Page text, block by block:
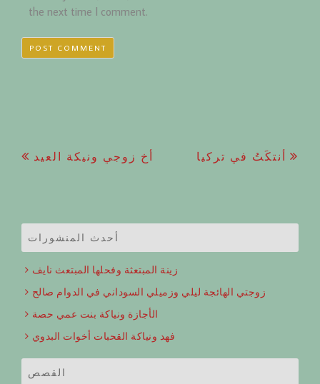
the next time I comment.
Post
أخ زوجي ونيكة العيد أنتكَتُ في تركيا
أحدث المنشورات
زينة المبتعثة وفحلها المبتعث نايف
زوجتي الهائجة ليلي وزميلي السوداني في الدوام صالح
الأجازة ونياكة بنت عمي حصة
فهد ونياكة القحبات أخوات البدوي
القصص